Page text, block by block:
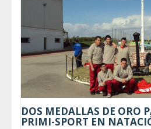
DOS MEDALLAS DE ORO
PRIMI-SPORT EN